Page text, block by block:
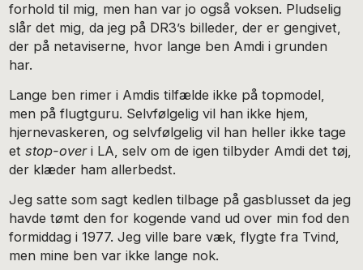
forhold til mig, men han var jo også voksen. Pludselig
slår det mig, da jeg på DR3’s billeder, der er gengivet,
der på netaviserne, hvor lange ben Amdi i grunden
har.
Lange ben rimer i Amdis tilfælde ikke på topmodel,
men på flugtguru. Selvfølgelig vil han ikke hjem,
hjernevaskeren, og selvfølgelig vil han heller ikke tage
etstop-overi LA, selv om de igen tilbyder Amdi det tøj,
der klæder ham allerbedst.
Jeg satte som sagt kedlen tilbage på gasblusset da jeg
havde tømt den for kogende vand ud over min fod den
formiddag i 1977. Jeg ville bare væk, flygte fra Tvind,
men mine ben var ikke lange nok.